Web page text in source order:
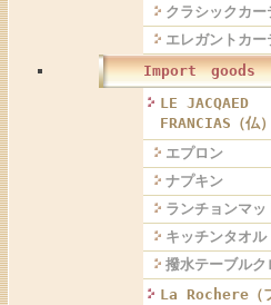
クラシックカー
エレガントカー
Import goods
LE JACQAED
FRANCIAS（仏）
エプロン
ナプキン
ランチョンマッ
キッチンタオル
撥水テーブルク
La Rochere（